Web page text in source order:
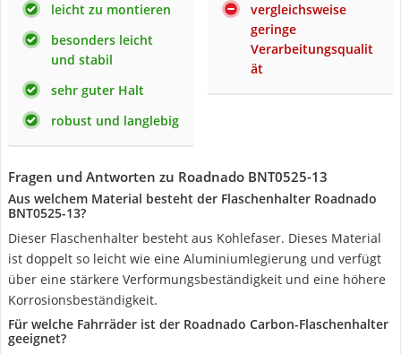
leicht zu montieren
besonders leicht
und stabil
sehr guter Halt
robust und langlebig
vergleichsweise
geringe
Verarbeitungsqualit
ät
Fragen und Antworten zu Roadnado BNT0525-13
Aus welchem Material besteht der Flaschenhalter Roadnado
BNT0525-13?
Dieser Flaschenhalter besteht aus Kohlefaser. Dieses Material
ist doppelt so leicht wie eine Aluminiumlegierung und verfügt
über eine stärkere Verformungsbeständigkeit und eine höhere
Korrosionsbeständigkeit.
Für welche Fahrräder ist der Roadnado Carbon-Flaschenhalter
geeignet?